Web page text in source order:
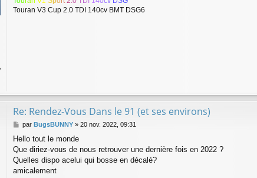
e
Touran V3 Cup 2.0 TDI 140cv BMT DSG6
Re: Rendez-Vous Dans le 91 (et ses environs)
M
s
s
a
g
par BugsBUNNY» 20 nov. 2022, 09:31
Hello tout le monde
Que diriez-vous de nous retrouver une dernière fois en 2022 ?
Quelles dispo acelui qui bosse en décalé?
amicalement